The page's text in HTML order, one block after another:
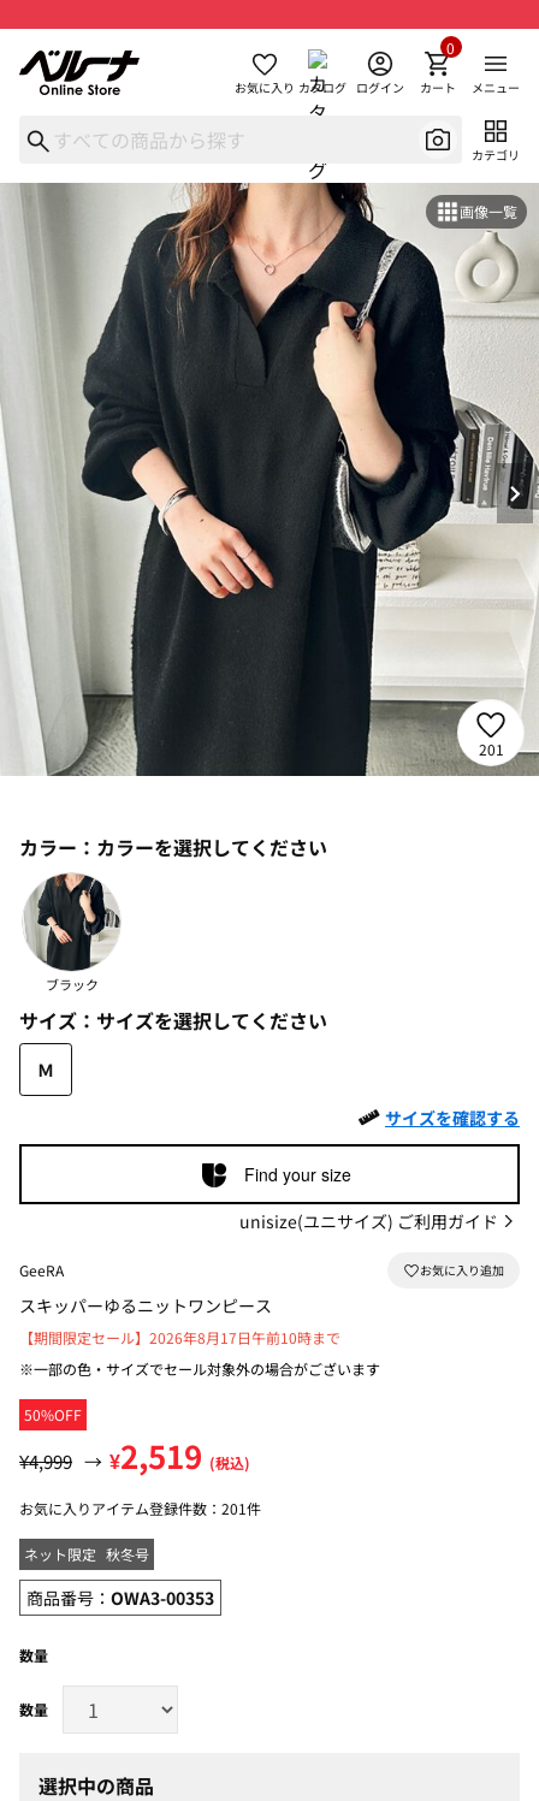
お気に入り カタログ ログイン カート
0
メニュー
カテゴリ
画像一覧
201
カラー： カラーを選択してください
ブラック
サイズ： サイズを選択してください
Ｍ
サイズを確認する
Find your size
unisize(ユニサイズ) ご利用ガイド
GeeRA
スキッパーゆるニットワンピース
50%OFF
【期間限定セール】2026年8月17日午前10時まで
※一部の色・サイズでセール対象外の場合がございます
¥4,999 → ¥2,519 (税込)
お気に入りアイテム登録件数： 201件
ネット限定 秋冬号
商品番号： OWA3-00353
数量
選択中の商品